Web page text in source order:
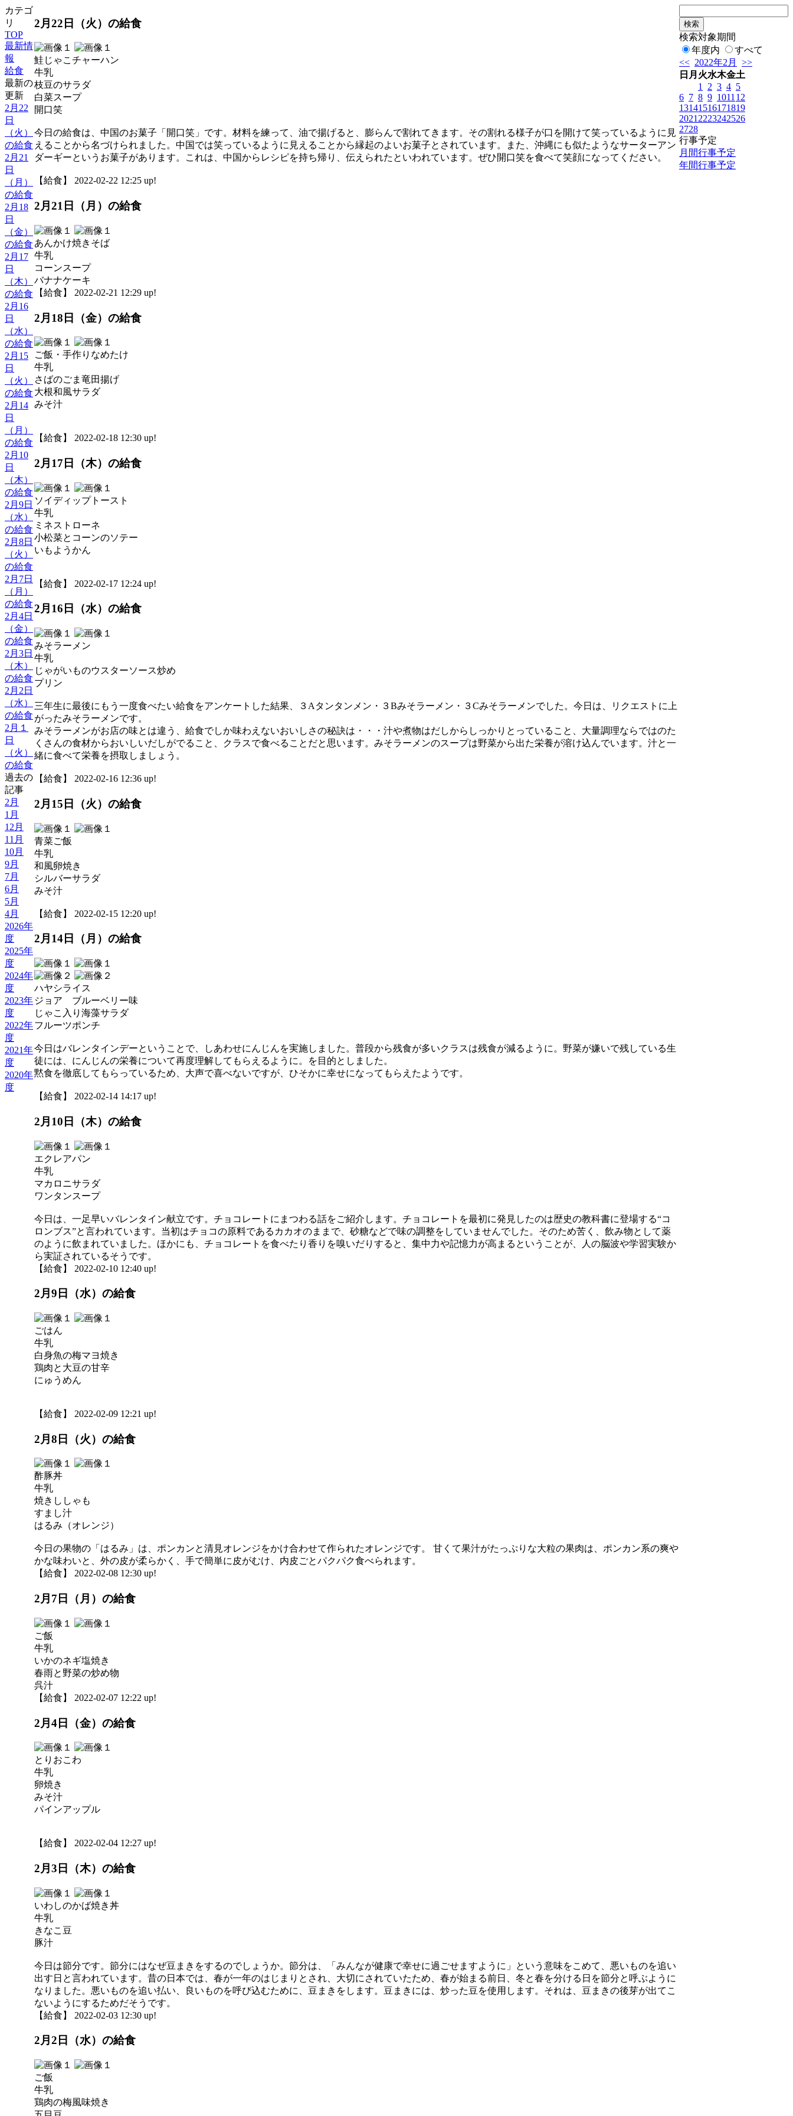
カテゴ
リ
TOP
最新情
報
給食
最新の
更新
2月22
日
（火）
の給食
2月21
日
（月）
の給食
2月18
日
（金）
の給食
2月17
日
（木）
の給食
2月16
日
（水）
の給食
2月15
日
（火）
の給食
2月14
日
（月）
の給食
2月10
日
（木）
の給食
2月9日
（水）
の給食
2月8日
（火）
の給食
2月7日
（月）
の給食
2月4日
（金）
の給食
2月3日
（木）
の給食
2月2日
（水）
の給食
2月１
日
（火）
の給食
過去の
記事
2月
1月
12月
11月
10月
9月
7月
6月
5月
4月
2026年
度
2025年
度
2024年
度
2023年
度
2022年
度
2021年
度
2020年
度
2月22日（火）の給食
鮭じゃこチャーハン
牛乳
枝豆のサラダ
白菜スープ
開口笑
今日の給食は、中国のお菓子「開口笑」です。材料を練って、油で揚げると、膨らんで割れてきます。その割れる様子が口を開けて笑っているように見
えることから名づけられました。中国では笑っているように見えることから縁起のよいお菓子とされています。また、沖縄にも似たようなサーターアン
ダーギーというお菓子があります。これは、中国からレシピを持ち帰り、伝えられたといわれています。ぜひ開口笑を食べて笑顔になってください。
【給食】 2022-02-22 12:25 up!
2月21日（月）の給食
あんかけ焼きそば
牛乳
コーンスープ
バナナケーキ
【給食】 2022-02-21 12:29 up!
2月18日（金）の給食
ご飯・手作りなめたけ
牛乳
さばのごま竜田揚げ
大根和風サラダ
みそ汁
【給食】 2022-02-18 12:30 up!
2月17日（木）の給食
ソイディップトースト
牛乳
ミネストローネ
小松菜とコーンのソテー
いもようかん
【給食】 2022-02-17 12:24 up!
2月16日（水）の給食
みそラーメン
牛乳
じゃがいものウスターソース炒め
プリン
三年生に最後にもう一度食べたい給食をアンケートした結果、３Aタンタンメン・３Bみそラーメン・３Cみそラーメンでした。今日は、リクエストに上
がったみそラーメンです。
みそラーメンがお店の味とは違う、給食でしか味わえないおいしさの秘訣は・・・汁や煮物はだしからしっかりとっていること、大量調理ならではのた
くさんの食材からおいしいだしがでること、クラスで食べることだと思います。みそラーメンのスープは野菜から出た栄養が溶け込んでいます。汁と一
緒に食べて栄養を摂取しましょう。
【給食】 2022-02-16 12:36 up!
2月15日（火）の給食
青菜ご飯
牛乳
和風卵焼き
シルバーサラダ
みそ汁
【給食】 2022-02-15 12:20 up!
2月14日（月）の給食
ハヤシライス
ジョア ブルーベリー味
じゃこ入り海藻サラダ
フルーツポンチ
今日はバレンタインデーということで、しあわせにんじんを実施しました。普段から残食が多いクラスは残食が減るように。野菜が嫌いで残している生
徒には、にんじんの栄養について再度理解してもらえるように。を目的としました。
黙食を徹底してもらっているため、大声で喜べないですが、ひそかに幸せになってもらえたようです。
【給食】 2022-02-14 14:17 up!
2月10日（木）の給食
エクレアパン
牛乳
マカロニサラダ
ワンタンスープ
今日は、一足早いバレンタイン献立です。チョコレートにまつわる話をご紹介します。チョコレートを最初に発見したのは歴史の教科書に登場する“コ
ロンブス”と言われています。当初はチョコの原料であるカカオのままで、砂糖などで味の調整をしていませんでした。そのため苦く、飲み物として薬
のように飲まれていました。ほかにも、チョコレートを食べたり香りを嗅いだりすると、集中力や記憶力が高まるということが、人の脳波や学習実験か
ら実証されているそうです。
【給食】 2022-02-10 12:40 up!
2月9日（水）の給食
ごはん
牛乳
白身魚の梅マヨ焼き
鶏肉と大豆の甘辛
にゅうめん
【給食】 2022-02-09 12:21 up!
2月8日（火）の給食
酢豚丼
牛乳
焼きししゃも
すまし汁
はるみ（オレンジ）
今日の果物の「はるみ」は、ポンカンと清見オレンジをかけ合わせて作られたオレンジです。 甘くて果汁がたっぷりな大粒の果肉は、ポンカン系の爽や
かな味わいと、外の皮が柔らかく、手で簡単に皮がむけ、内皮ごとパクパク食べられます。
【給食】 2022-02-08 12:30 up!
2月7日（月）の給食
ご飯
牛乳
いかのネギ塩焼き
春雨と野菜の炒め物
呉汁
【給食】 2022-02-07 12:22 up!
2月4日（金）の給食
とりおこわ
牛乳
卵焼き
みそ汁
パインアップル
【給食】 2022-02-04 12:27 up!
2月3日（木）の給食
いわしのかば焼き丼
牛乳
きなこ豆
豚汁
今日は節分です。節分にはなぜ豆まきをするのでしょうか。節分は、「みんなが健康で幸せに過ごせますように」という意味をこめて、悪いものを追い
出す日と言われています。昔の日本では、春が一年のはじまりとされ、大切にされていたため、春が始まる前日、冬と春を分ける日を節分と呼ぶように
なりました。悪いものを追い払い、良いものを呼び込むために、豆まきをします。豆まきには、炒った豆を使用します。それは、豆まきの後芽が出てこ
ないようにするためだそうです。
【給食】 2022-02-03 12:30 up!
2月2日（水）の給食
ご飯
牛乳
鶏肉の梅風味焼き
検索対象期間
年度内
すべて
<< 2022年2月
>>
日 月 火水木金土
1
2 3 4 5
6 7 8 9 1011 12
13141516171819
2021 2223242526
2728
行事予定
月間行事予定
年間行事予定